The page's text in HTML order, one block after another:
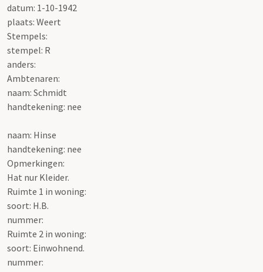
datum: 1-10-1942
plaats: Weert
Stempels:
stempel: R
anders:
Ambtenaren:
naam: Schmidt
handtekening: nee
naam: Hinse
handtekening: nee
Opmerkingen:
Hat nur Kleider.
Ruimte 1 in woning:
soort: H.B.
nummer:
Ruimte 2 in woning:
soort: Einwohnend.
nummer: